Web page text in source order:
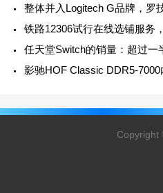
整体并入Logitech G品牌，罗
铁路12306试行在线选铺服务
任天堂Switch的销量：超过一
影驰HOF Classic DDR5-
Copyright